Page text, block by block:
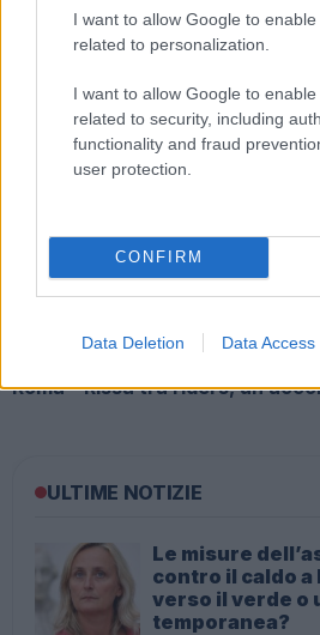
I want to allow Google to
related to personalization.
I want to allow Google to
related to security, including
functionality and fraud
user protection.
CONFIRM
Data Deletion Data Access
UFFICIALE: il Lazio torna in
Roma – Rissa tra riders, un
ULTIME NOTIZIE
Le misure
contro il caldo a
verso il verde o
temporanea?